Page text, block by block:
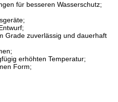
für besseren Wasserschutz;
Grade zuverlässig und dauerhaft
erhöhten Temperatur;
Form;